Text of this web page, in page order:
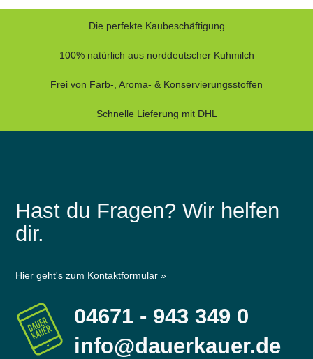
Die perfekte Kaubeschäftigung
100% natürlich aus norddeutscher Kuhmilch
Frei von Farb-, Aroma- & Konservierungsstoffen
Schnelle Lieferung mit DHL
Hast du Fragen? Wir helfen
dir.
Hier geht's zum Kontaktformular »
04671 - 943 349 0
info@dauerkauer.de